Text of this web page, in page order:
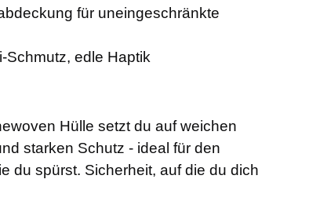
für uneingeschränkte
Schmutz, edle Haptik
Hülle setzt du auf weichen
starken Schutz - ideal für den
du spürst. Sicherheit, auf die du dich